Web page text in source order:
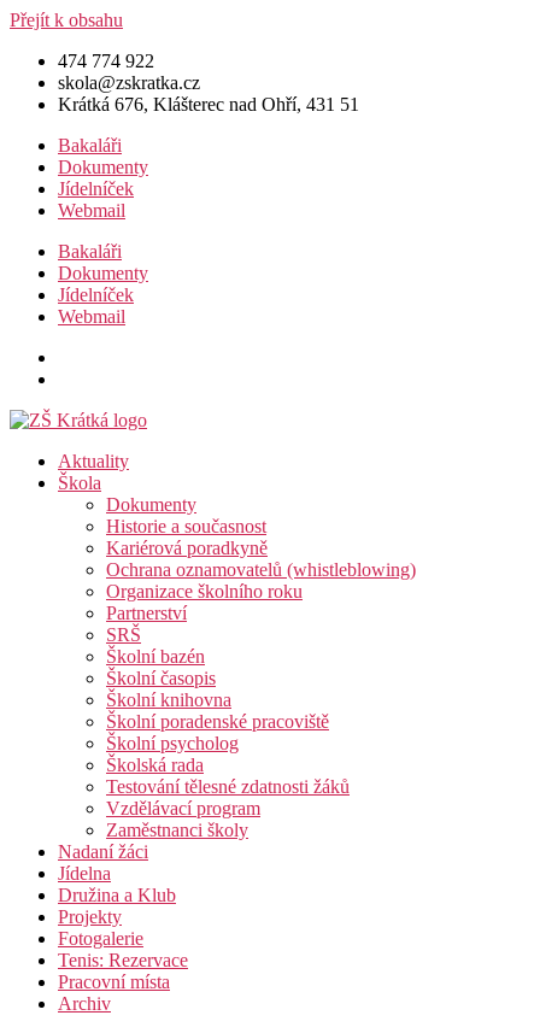
Přejít k obsahu
474 774 922
skola@zskratka.cz
Krátká 676, Klášterec nad Ohří, 431 51
Bakaláři
Dokumenty
Jídelníček
Webmail
Bakaláři
Dokumenty
Jídelníček
Webmail
Aktuality
Škola
Dokumenty
Historie a současnost
Kariérová poradkyně
Ochrana oznamovatelů (whistleblowing)
Organizace školního roku
Partnerství
SRŠ
Školní bazén
Školní časopis
Školní knihovna
Školní poradenské pracoviště
Školní psycholog
Školská rada
Testování tělesné zdatnosti žáků
Vzdělávací program
Zaměstnanci školy
Nadaní žáci
Jídelna
Družina a Klub
Projekty
Fotogalerie
Tenis: Rezervace
Pracovní místa
Archiv